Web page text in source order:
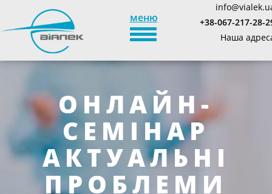
меню
TOGGLE_NAVIGATION
+38-067-217-28-
Наша
ОНЛАЙН-
СЕМІНАР
АКТУАЛЬНІ
ПРОБЛЕМИ